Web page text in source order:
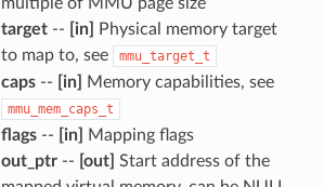
multiple of MMU page size
target-- [in]
Physical memory target
to map to, see
mmu_target_t
caps-- [in] Memory capabilities, see
mmu_mem_caps_t
flags-- [in]
Mapping flags
out_ptr-- [out] Start address of the